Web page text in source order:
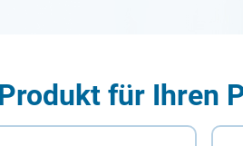
für Ihren